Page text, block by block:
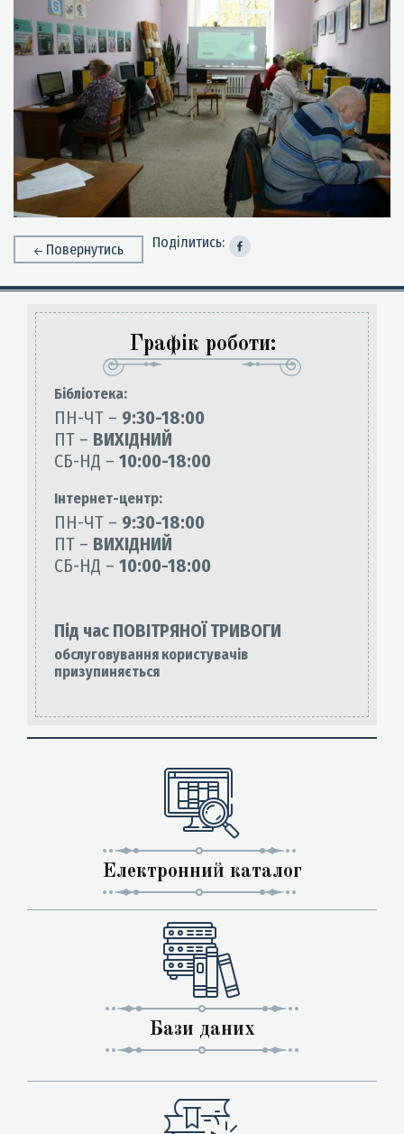
Повернутись Поділитись:
Графік роботи:
Бiблiотека:
ПН-ЧТ – 9:30-18:00
ПТ – ВИХІДНИЙ
СБ-НД – 10:00-18:00
Інтернет-центр:
ПН-ЧТ – 9:30-18:00
ПТ – ВИХІДНИЙ
СБ-НД – 10:00-18:00
Під час ПОВІТРЯНОЇ ТРИВОГИ
обслуговування користувачів
призупиняється
Електронний каталог
Бази даних